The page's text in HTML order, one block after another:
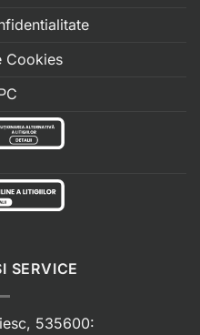
Cookies
SERVICE
535600: